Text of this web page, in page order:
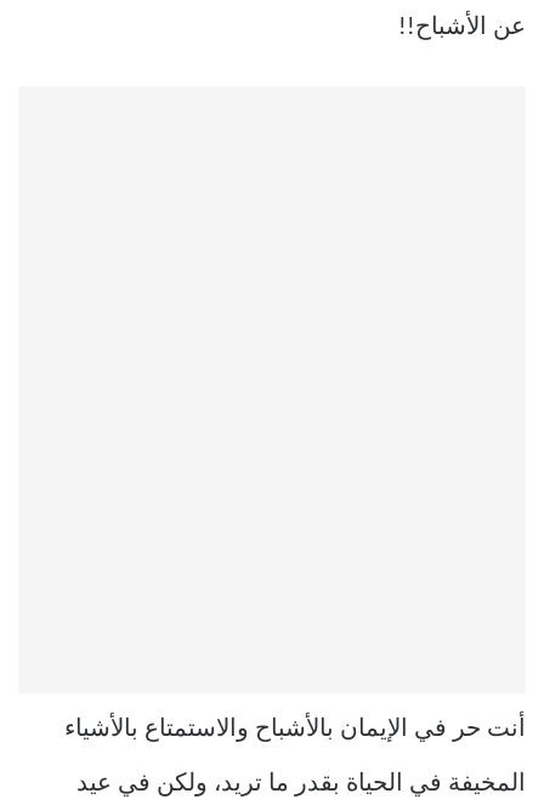
عن الأشباح!!
أنت حر في الإيمان بالأشباح والاستمتاع بالأشياء
المخيفة في الحياة بقدر ما تريد، ولكن في عيد